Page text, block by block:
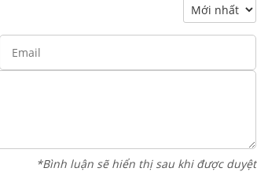
*Bình luận sẽ hiển thị sau khi được duyệt